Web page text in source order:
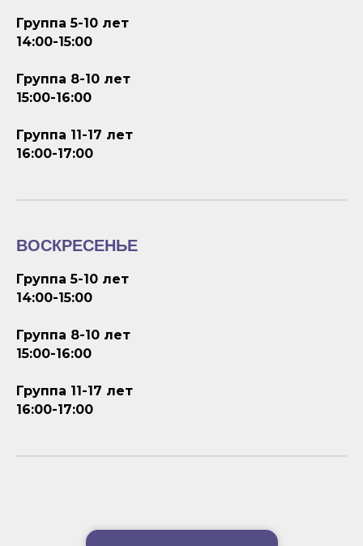
Группа 5-10 лет
14:00-15:00
Группа 8-10 лет
15:00-16:00
Группа 11-17 лет
16:00-17:00
ВОСКРЕСЕНЬЕ
Группа 5-10 лет
14:00-15:00
Группа 8-10 лет
15:00-16:00
Группа 11-17 лет
16:00-17:00